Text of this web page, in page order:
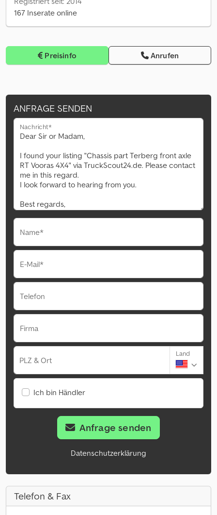
167 Inserate online
Preisinfo Anrufen
ANFRAGE SENDEN
Nachricht*
Name*
E-Mail*
Telefon
Firma
PLZ & Ort
Land
Ich bin Händler
Anfrage senden
Datenschutzerklärung
Telefon & Fax